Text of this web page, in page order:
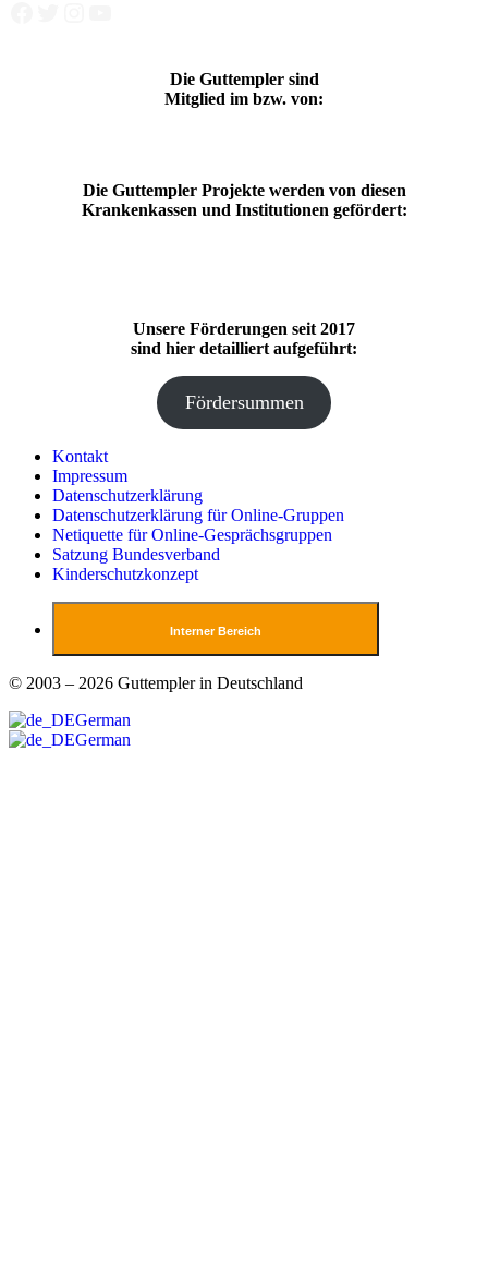
Die Guttempler sind
Mitglied im bzw. von:
Die Guttempler Projekte werden von diesen
Krankenkassen und Institutionen gefördert:
Unsere Förderungen seit 2017
sind hier detailliert aufgeführt:
Fördersummen
Kontakt
Impressum
Datenschutzerklärung
Datenschutzerklärung für Online-Gruppen
Netiquette für Online-Gesprächsgruppen
Satzung Bundesverband
Kinderschutzkonzept
Interner Bereich
© 2003 – 2026 Guttempler in Deutschland
German
German